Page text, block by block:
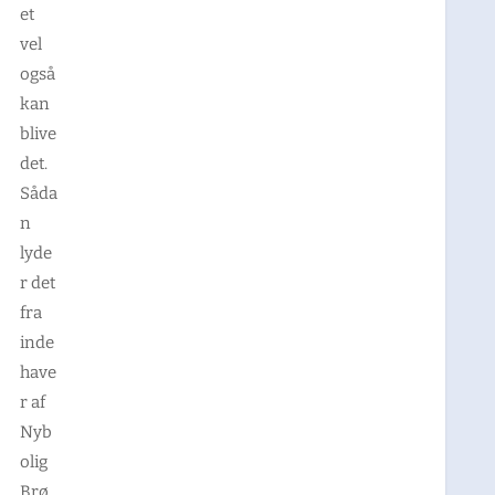
et
vel
også
kan
blive
det.
Såda
n
lyde
r det
fra
inde
have
r af
Nyb
olig